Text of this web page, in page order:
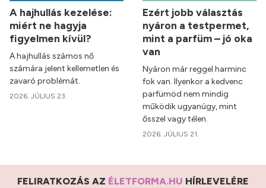
A hajhullás kezelése:
miért ne hagyja
figyelmen kívül?
A hajhullás számos nő
számára jelent kellemetlen és
zavaró problémát.
2026. JÚLIUS 23.
Ezért jobb választás
nyáron a testpermet,
mint a parfüm – jó oka
van
Nyáron már reggel harminc
fok van. Ilyenkor a kedvenc
parfümöd nem mindig
működik ugyanúgy, mint
ősszel vagy télen.
2026. JÚLIUS 21.
FELIRATKOZÁS AZ ÉLETFORMA.HU HÍRLEVELÉRE